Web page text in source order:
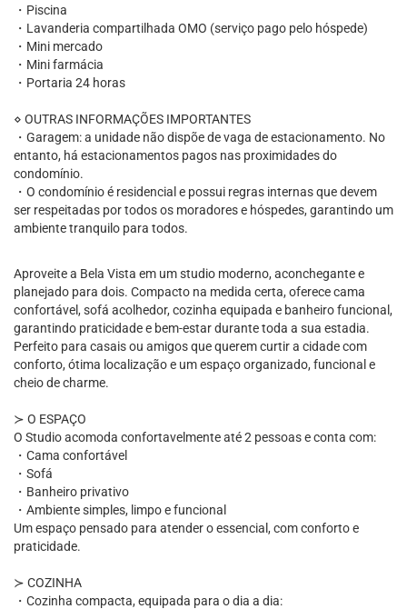
・Piscina
・Lavanderia compartilhada OMO (serviço pago pelo hóspede)
・Mini mercado
・Mini farmácia
・Portaria 24 horas
⋄ OUTRAS INFORMAÇÕES IMPORTANTES
・Garagem: a unidade não dispõe de vaga de estacionamento. No
entanto, há estacionamentos pagos nas proximidades do
condomínio.
・O condomínio é residencial e possui regras internas que devem
ser respeitadas por todos os moradores e hóspedes, garantindo um
ambiente tranquilo para todos.
Aproveite a Bela Vista em um studio moderno, aconchegante e
planejado para dois. Compacto na medida certa, oferece cama
confortável, sofá acolhedor, cozinha equipada e banheiro funcional,
garantindo praticidade e bem-estar durante toda a sua estadia.
Perfeito para casais ou amigos que querem curtir a cidade com
conforto, ótima localização e um espaço organizado, funcional e
cheio de charme.
≻ O ESPAÇO
O Studio acomoda confortavelmente até 2 pessoas e conta com:
・Cama confortável
・Sofá
・Banheiro privativo
・Ambiente simples, limpo e funcional
Um espaço pensado para atender o essencial, com conforto e
praticidade.
≻ COZINHA
・Cozinha compacta, equipada para o dia a dia: